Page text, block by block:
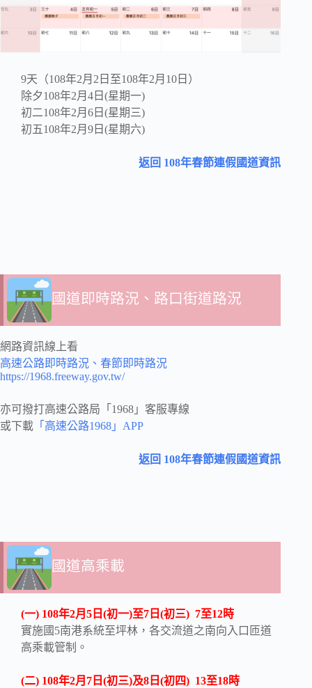
9天（108年2月2日至108年2月10日）
除夕108年2月4日(星期一)
初二108年2月6日(星期三)
初五108年2月9日(星期六)
返回 108年春節連假國道資訊
國道即時路況、路口街道路況
網路資訊線上看
高速公路即時路況、春節即時路況
https://1968.freeway.gov.tw/
亦可撥打高速公路局「1968」客服專線
或下載 「高速公路1968」APP
返回 108年春節連假國道資訊
國道高乘載
(一) 108年2月5日(初一)至7日(初三) 7至12時
實施國5南港系統至坪林，各交流道之南向入口匝道
高乘載管制。
(二) 108年2月7日(初三)及8日(初四) 13至18時